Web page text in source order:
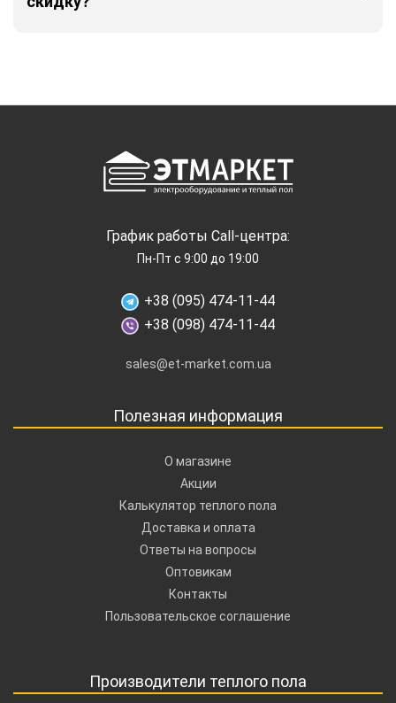
График работы Call-центра:
Пн-Пт с 9:00 до 19:00
+38 (095) 474-11-44
+38 (098) 474-11-44
sales@et-market.com.ua
Полезная информация
О магазине
Акции
Калькулятор теплого пола
Доставка и оплата
Ответы на вопросы
Оптовикам
Контакты
Пользовательское соглашение
Производители теплого пола